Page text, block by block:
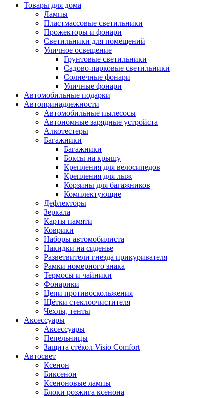
Товары для дома
Лампы
Пластмассовые светильники
Прожекторы и фонари
Светильники для помещений
Уличное освещение
Грунтовые светильники
Садово-парковые светильники
Солнечные фонари
Уличные фонари
Автомобильные подарки
Автопринадлежности
Автомобильные пылесосы
Автономные зарядные устройста
Алкотестеры
Багажники
Багажники
Боксы на крышу
Крепления для велосипедов
Крепления для лыж
Корзины для багажников
Комплектующие
Дефлекторы
Зеркала
Карты памяти
Коврики
Наборы автомобилиста
Накидки на сиденье
Разветвители гнезда прикуривателя
Рамки номерного знака
Термосы и чайники
Фонарики
Цепи противоскольжения
Щётки стеклоочистителя
Чехлы, тенты
Аксессуары
Аксессуары
Пепельницы
Защита стёкол Visio Comfort
Автосвет
Ксенон
Биксенон
Ксеноновые лампы
Блоки розжига ксенона